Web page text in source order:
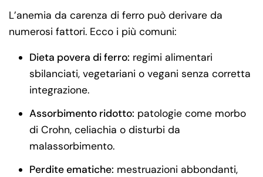
L’anemia da carenza di ferro può derivare da
numerosi fattori. Ecco i più comuni:
Dieta povera di ferro: regimi alimentari
sbilanciati, vegetariani o vegani senza corretta
integrazione.
Assorbimento ridotto: patologie come morbo
di Crohn, celiachia o disturbi da
malassorbimento.
Perdite ematiche: mestruazioni abbondanti,